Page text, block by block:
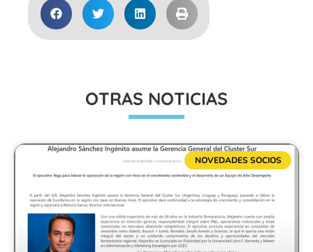
OTRAS NOTICIAS
NOVEDADES SOCIOS